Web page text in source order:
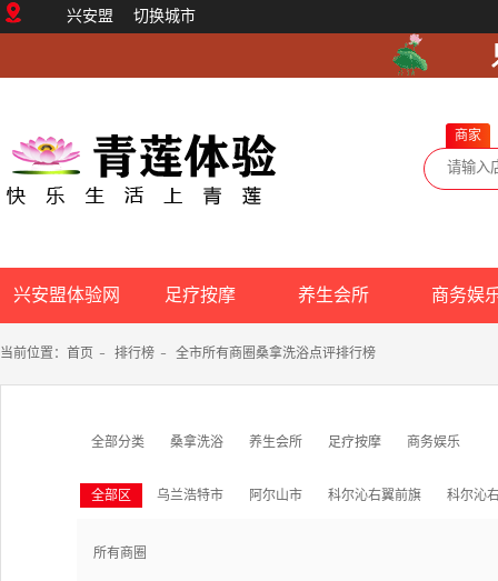
兴安盟 切换城市
商家
兴安盟体验网 足疗按摩 养生会所 商务娱
当前位置： 首页 - 排行榜 - 全市所有商圈桑拿洗浴点评排行榜
全部分类 桑拿洗浴 养生会所 足疗按摩 商务娱乐
全部区 乌兰浩特市 阿尔山市 科尔沁右翼前旗 科尔沁
所有商圈